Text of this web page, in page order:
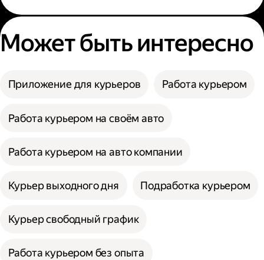
Может быть интересно
Приложение для курьеров Работа курьером
Работа курьером на своём авто
Работа курьером на авто компании
Курьер выходного дня Подработка курьером
Курьер свободный график
Работа курьером без опыта